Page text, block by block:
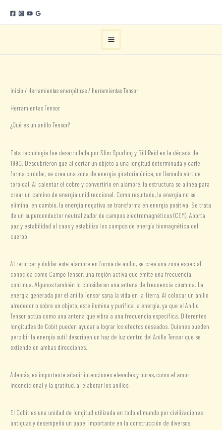
contenido
Inicio / Herramientas energéticas/ Herramientas Tensor
Herramientas Tensor
¿Qué es un anillo Tensor?
Esta tecnología fue desarrollada por Slim Spurling y Bill Reid en la década de
1990. Descubrieron que al cortar un objeto a una longitud determinada y darle
forma circular, se crea una zona de energía giratoria única, un llamado vórtice
toroidal. Al calentar el cobre y convertirlo en alambre, la estructura se alinea para
crear un camino de energía unidireccional. Como resultado, la energía no se
elimina; en cambio, la energía negativa se transforma en energía positiva. Se trata
de un superconductor neutralizador de campos electromagnéticos (CEM). Aporta
paz y estabilidad al caos y estabiliza los campos de energía biomagnética del
cuerpo.
Al retorcer y doblar este alambre en forma de anillo, se crea una zona especial
conocida como Campo Tensor, una región activa que emite una frecuencia
continua. Algunos también lo consideran una antena de frecuencia cósmica. La
energía generada por el anillo Tensor sana la vida en la Tierra. Al colocar un anillo
alrededor o sobre un objeto, este ilumina y purifica la energía, ya que el Anillo
Tensor actúa como una antena que vibra a una frecuencia específica. Diferentes
longitudes de Cobit pueden ayudar a lograr los efectos deseados. Quienes pueden
percibir la energía sutil describen un haz de luz dentro del Anillo Tensor que se
extiende en ambas direcciones.
Además, es importante añadir intenciones elevadas y puras, como el amor
incondicional y la gratitud, al elaborar los anillos.
El Cobit es una unidad de longitud utilizada en todo el mundo por civilizaciones
antiguas y desempeñó un papel importante en la construcción de diversos